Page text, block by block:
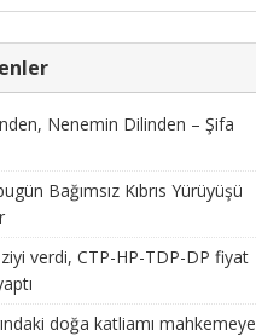
Nenemin Dilinden – Şifa
Bağımsız Kıbrıs Yürüyüşü
verdi, CTP-HP-TDP-DP fiyat
doğa katliamı mahkemeye